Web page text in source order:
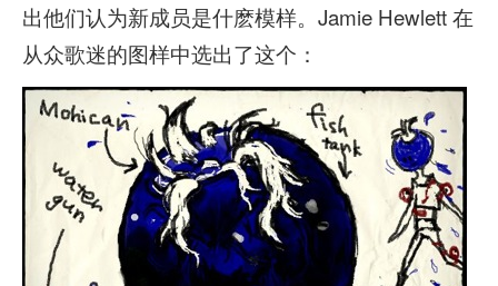
出他们认为新成员是什麽模样。Jamie Hewlett 在
从众歌迷的图样中选出了这个：